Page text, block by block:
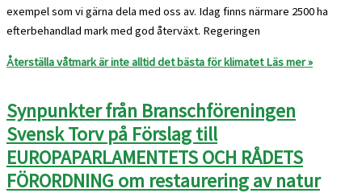
exempel som vi gärna dela med oss av. Idag finns närmare 2500 ha
efterbehandlad mark med god återväxt. Regeringen
Återställa våtmark är inte alltid det bästa för klimatetLäs mer »
Synpunkter från Branschföreningen
Svensk Torv på Förslag till
EUROPAPARLAMENTETS OCH RÅDETS
FÖRORDNING om restaurering av natur